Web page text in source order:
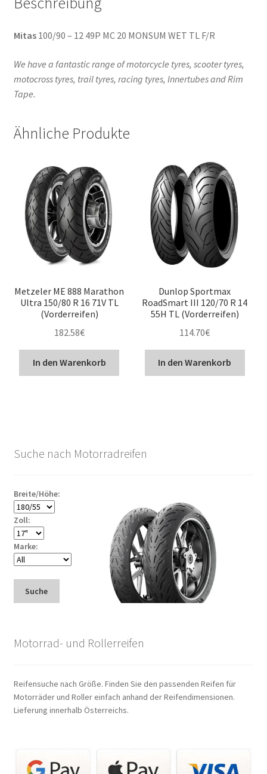
Mitas100/90 – 12 49P MC 20 MONSUM WET TL F/R
We have a fantastic range of motorcycle tyres, scooter tyres,
motocross tyres, trail tyres, racing tyres, Innertubes and Rim
Tape.
Ähnliche Produkte
Metzeler ME 888 Marathon
Ultra 150/80 R 16 71V TL
(Vorderreifen)
182.58€
In den Warenkorb
Dunlop Sportmax
RoadSmart III 120/70 R 14
55H TL (Vorderreifen)
114.70€
In den Warenkorb
Suche nach Motorradreifen
Breite/Höhe:
Zoll:
Marke:
Suche
Motorrad- und Rollerreifen
Reifensuche nach Größe. Finden Sie den passenden Reifen für
Motorräder und Roller einfach anhand der Reifendimensionen.
Lieferung innerhalb Österreichs.